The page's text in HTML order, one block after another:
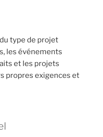
type de projet
les événements
et les projets
propres exigences et